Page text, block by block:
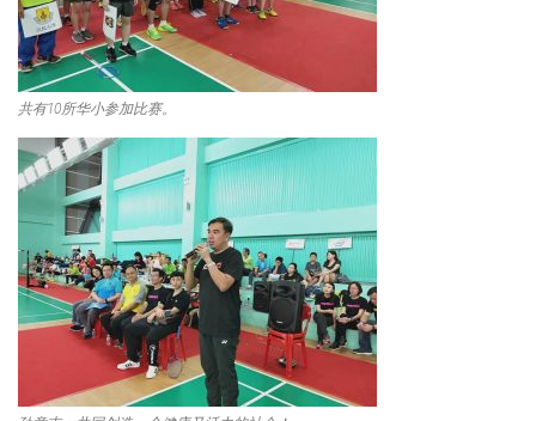
共有10所华小参加比赛。